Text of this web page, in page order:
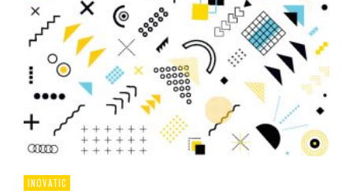
INOVATIC